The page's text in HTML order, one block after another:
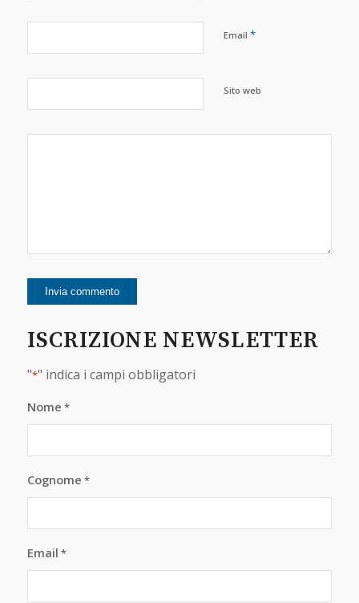
Email *
Sito web
ISCRIZIONE NEWSLETTER
"*" indica i campi obbligatori
Nome *
Cognome *
Email *